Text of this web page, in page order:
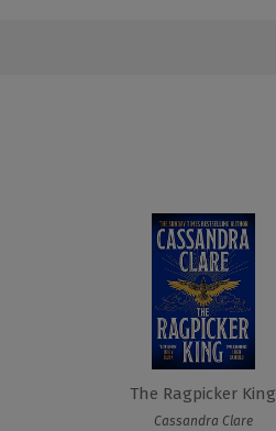
The Ragpicker King
Cassandra Clare